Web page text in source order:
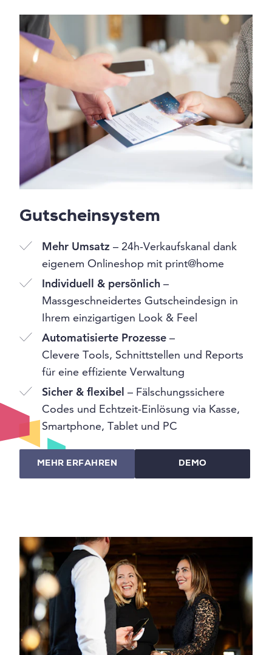
Gutscheinsystem
Mehr Umsatz – 24h-Verkaufskanal dank
eigenem Onlineshop mit print@home
Individuell & persönlich –
Massgeschneidertes Gutscheindesign in
Ihrem einzigartigen Look & Feel
Automatisierte Prozesse –
Clevere Tools, Schnittstellen und Reports
für eine effiziente Verwaltung
Sicher & flexibel – Fälschungssichere
Codes und Echtzeit-Einlösung via Kasse,
Smartphone, Tablet und PC
MEHR ERFAHREN DEMO